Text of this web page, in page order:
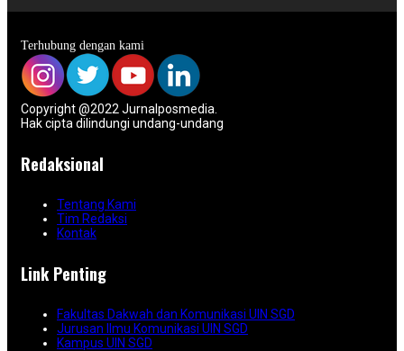
Terhubung dengan kami
Copyright @2022 Jurnalposmedia.
Hak cipta dilindungi undang-undang
Redaksional
Tentang Kami
Tim Redaksi
Kontak
Link Penting
Fakultas Dakwah dan Komunikasi UIN SGD
Jurusan Ilmu Komunikasi UIN SGD
Kampus UIN SGD